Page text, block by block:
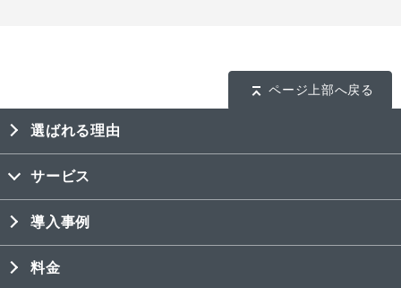
ページ上部へ戻る
選ばれる理由
サービス
導入事例
料金